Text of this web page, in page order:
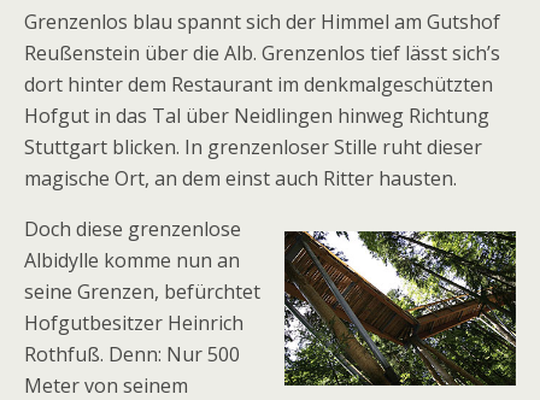
Grenzenlos blau spannt sich der Himmel am Gutshof
Reußenstein über die Alb. Grenzenlos tief lässt sich’s
dort hinter dem Restaurant im denkmalgeschützten
Hofgut in das Tal über Neidlingen hinweg Richtung
Stuttgart blicken. In grenzenloser Stille ruht dieser
magische Ort, an dem einst auch Ritter hausten.
Doch diese grenzenlose
Albidylle komme nun an
seine Grenzen, befürchtet
Hofgutbesitzer Heinrich
Rothfuß. Denn: Nur 500
Meter von seinem